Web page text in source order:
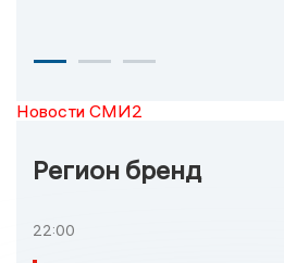
Новости СМИ2
Регион бренд
22:00